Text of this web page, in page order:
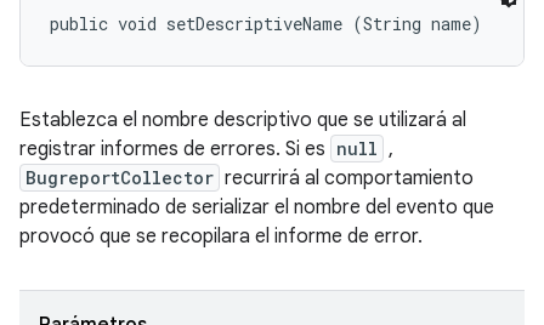
public void setDescriptiveName (String name)
Establezca el nombre descriptivo que se utilizará al
registrar informes de errores. Si es null ,
BugreportCollector recurrirá al comportamiento
predeterminado de serializar el nombre del evento que
provocó que se recopilara el informe de error.